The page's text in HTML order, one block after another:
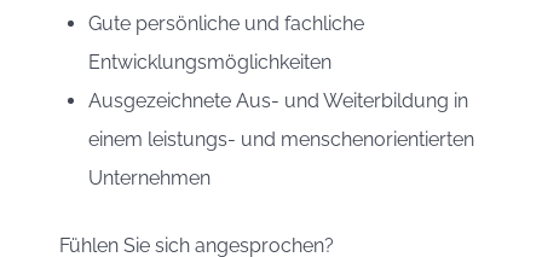
Gute persönliche und fachliche
Entwicklungsmöglichkeiten
Ausgezeichnete Aus- und Weiterbildung in
einem leistungs- und menschenorientierten
Unternehmen
Fühlen Sie sich angesprochen?